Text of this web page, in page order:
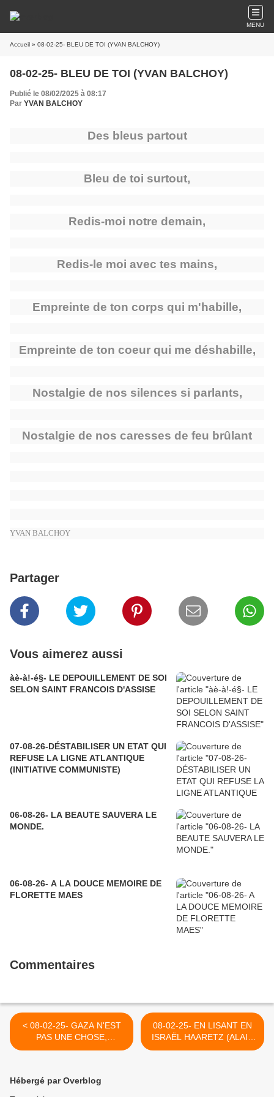
MENU
Accueil » 08-02-25- BLEU DE TOI (YVAN BALCHOY)
08-02-25- BLEU DE TOI (YVAN BALCHOY)
Publié le 08/02/2025 à 08:17
Par YVAN BALCHOY
Des bleus partout
Bleu de toi surtout,
Redis-moi notre demain,
Redis-le moi avec tes mains,
Empreinte de ton corps qui m'habille,
Empreinte de ton coeur qui me déshabille,
Nostalgie de nos silences si parlants,
Nostalgie de nos caresses de feu brûlant
YVAN BALCHOY
Partager
Vous aimerez aussi
àè-à!-é§- LE DEPOUILLEMENT DE SOI
SELON SAINT FRANCOIS D'ASSISE
07-08-26-DÉSTABILISER UN ETAT QUI
REFUSE LA LIGNE ATLANTIQUE
(INITIATIVE COMMUNISTE)
06-08-26- LA BEAUTE SAUVERA LE
MONDE.
06-08-26- A LA DOUCE MEMOIRE DE
FLORETTE MAES
Commentaires
< 08-02-25- GAZA N'EST
PAS UNE CHOSE,
MONSIEUR LE
08-02-25- EN LISANT EN
ISRAËL HAARETZ (ALAIN
CAMPIOTTI - LE GRAND
Hébergé par Overblog